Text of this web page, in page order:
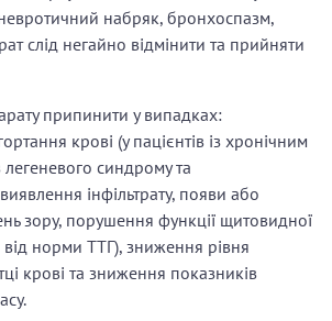
набряк, бронхоспазм,
слід негайно відмінити та прийняти
припинити у випадках:
крові (у пацієнтів із хронічним
легеневого синдрому та
інфільтрату, появи або
зору, порушення функції щитовидної
норми ТТГ), зниження рівня
крові та зниження показників